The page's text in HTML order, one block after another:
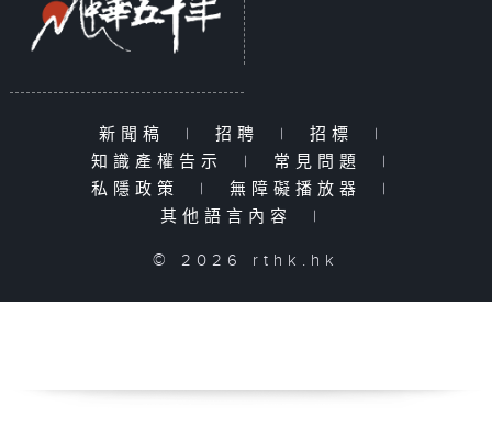
新聞稿 | 招聘 | 招標
|
知識產權告示
| 常見問題
|
私隱政策
| 無障礙播放器
|
其他語言內容
|
© 2026 rthk.hk